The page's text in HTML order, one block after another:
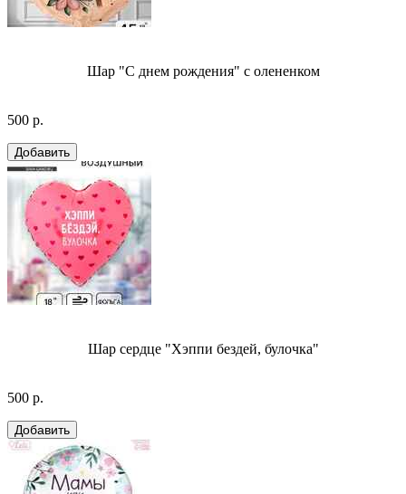
Шар "С днем рождения" с олененком
500 р.
Шар сердце "Хэппи бездей, булочка"
500 р.